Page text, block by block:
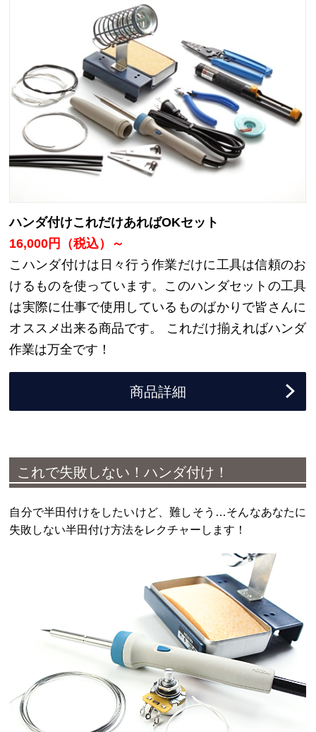
ハンダ付けこれだけあればOKセット
16,000円（税込）～
こハンダ付けは日々行う作業だけに工具は信頼のお
けるものを使っています。このハンダセットの工具
は実際に仕事で使用しているものばかりで皆さんに
オススメ出来る商品です。 これだけ揃えればハンダ
作業は万全です！
商品詳細
これで失敗しない！ハンダ付け！
自分で半田付けをしたいけど、難しそう…そんなあなたに
失敗しない半田付け方法をレクチャーします！